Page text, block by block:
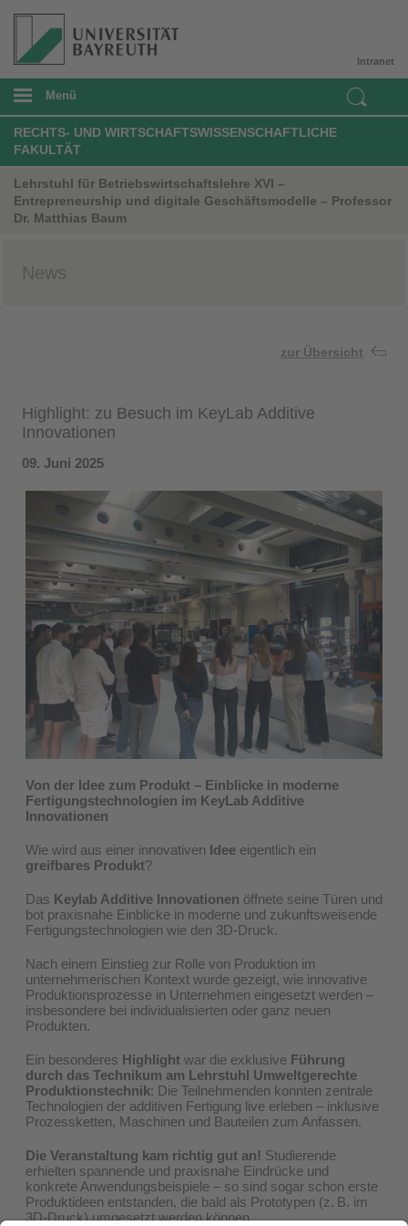
Intranet
Menü
RECHTS- UND WIRTSCHAFTSWISSENSCHAFTLICHE
FAKULTÄT
Lehrstuhl für Betriebswirtschaftslehre XVI –
Entrepreneurship und digitale Geschäftsmodelle – Professor
Dr. Matthias Baum
News
zur Übersicht
Highlight: zu Besuch im KeyLab Additive
Innovationen
09. Juni 2025
Von der Idee zum Produkt – Einblicke in moderne
Fertigungstechnologien im KeyLab Additive
Innovationen
Wie wird aus einer innovativen Idee eigentlich ein
greifbares Produkt?
Das Keylab Additive Innovationen öffnete seine Türen und
bot praxisnahe Einblicke in moderne und zukunftsweisende
Fertigungstechnologien wie den 3D-Druck.
Nach einem Einstieg zur Rolle von Produktion im
unternehmerischen Kontext wurde gezeigt, wie innovative
Produktionsprozesse in Unternehmen eingesetzt werden –
insbesondere bei individualisierten oder ganz neuen
Produkten.
Ein besonderes Highlight war die exklusive Führung
durch das Technikum am Lehrstuhl Umweltgerechte
Produktionstechnik: Die Teilnehmenden konnten zentrale
Technologien der additiven Fertigung live erleben – inklusive
Prozessketten, Maschinen und Bauteilen zum Anfassen.
Die Veranstaltung kam richtig gut an! Studierende
erhielten spannende und praxisnahe Eindrücke und
konkrete Anwendungsbeispiele – so sind sogar schon erste
Produktideen entstanden, die bald als Prototypen (z. B. im
3D-Druck) umgesetzt werden können.